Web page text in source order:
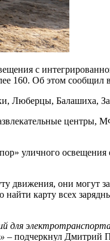
с
160. Об этом
Люберцы, Балашиха,
центры,
уличного
движения, они могут
карту всех
для
– подчеркнул Дмитрий